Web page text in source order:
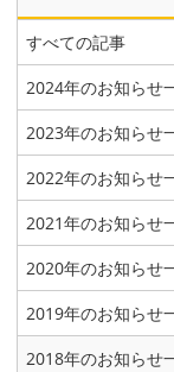
すべての記事
2024年のお知らせ
2023年のお知らせ
2022年のお知らせ
2021年のお知らせ
2020年のお知らせ
2019年のお知らせ
2018年のお知らせ